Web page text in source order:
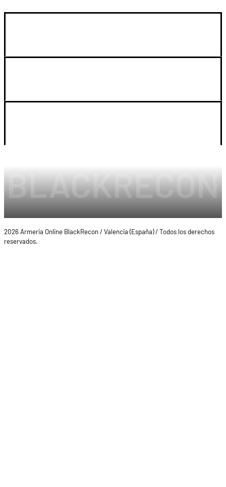
2026 Armeria Online BlackRecon / Valencia (España) / Todos los derechos
reservados.